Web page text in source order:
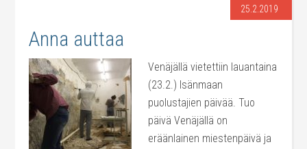
25.2.2019
Anna auttaa
Venäjällä vietettiin lauantaina
(23.2.) Isänmaan
puolustajien päivää. Tuo
päivä Venäjällä on
eräänlainen miestenpäivä ja